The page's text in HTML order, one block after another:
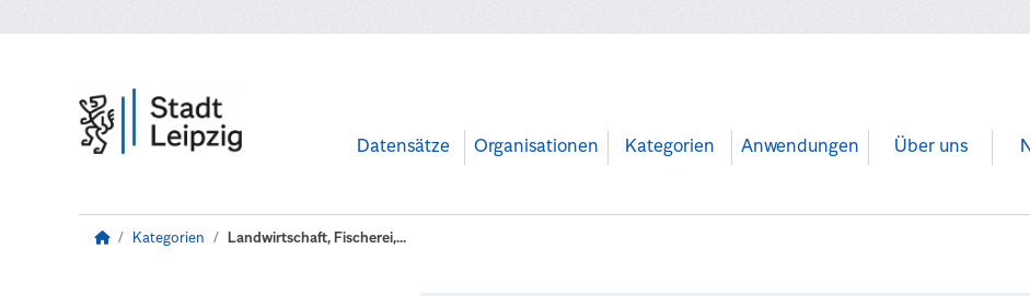
Datensätze Organisationen Kategorien Anwendungen Über uns
Kategorien Landwirtschaft, Fischerei,...